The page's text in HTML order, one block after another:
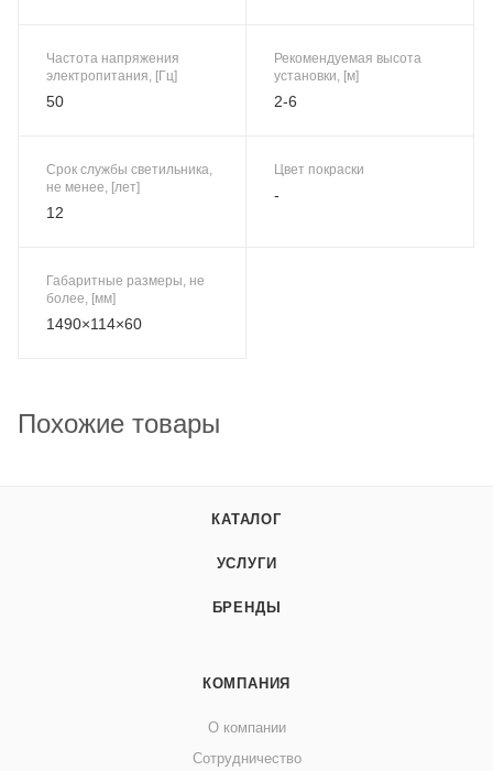
Частота напряжения
электропитания, [Гц]
50
Рекомендуемая высота
установки, [м]
2-6
Срок службы светильника,
не менее, [лет]
12
Цвет покраски
-
Габаритные размеры, не
более, [мм]
1490×114×60
Похожие товары
КАТАЛОГ
УСЛУГИ
БРЕНДЫ
КОМПАНИЯ
О компании
Сотрудничество